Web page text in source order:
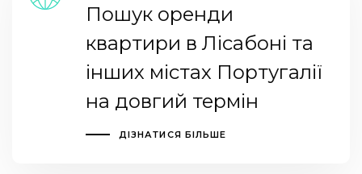
Пошук оренди
квартири в Лісабоні та
інших містах Португалії
на довгий термін
ДІЗНАТИСЯ БІЛЬШЕ